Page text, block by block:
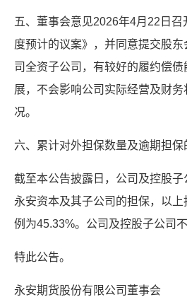
五、董事会意见2026年4月22日
度预计的议案》，并同意提交股
司全资子公司，有较好的履约偿
展，不会影响公司实际经营及财
况。
六、累计对外担保数量及逾期担保
截至本公告披露日，公司及控股
永安资本及其子公司的担保，以
例为45.33%。公司及控股子公司
特此公告。
永安期货股份有限公司董事会